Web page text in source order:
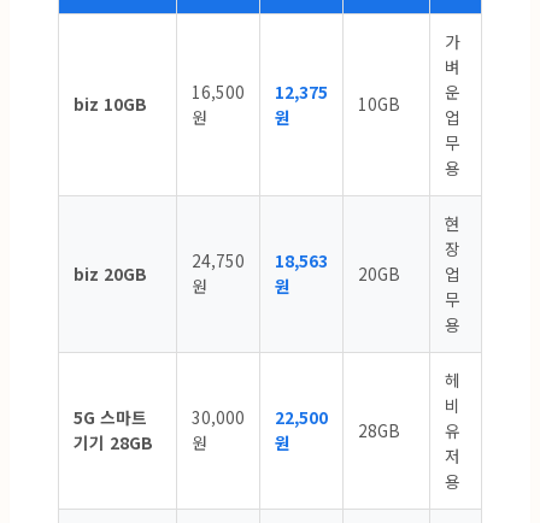
biz 10GB
16,500
원
12,375
원
10GB
가
벼
운
업
무
용
biz 20GB
24,750
원
18,563
원
20GB
현
장
업
무
용
5G 스마트
기기 28GB
30,000
원
22,500
원
28GB
헤
비
유
저
용